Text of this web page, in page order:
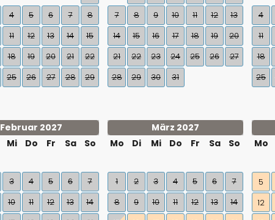
4 5 6 7
8
11 12 13 14
15
18 19 20 21
22
25 26 27 28
29
7
8 9 10 11 12
13
14
15 16 17 18 19
20
21
22 23 24 25 26
27
28
29 30 31
4
11
18
25
Februar 2027
Mi Do Fr Sa So
3 4 5 6
7
10 11 12 13
14
März 2027
Mo
Di Mi Do Fr Sa So
1 2 3 4 5 6
7
8
9 10 11 12 13 14
Mo
5
12